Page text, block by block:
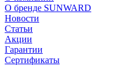
О бренде SUNWARD
Новости
Статьи
Акции
Гарантии
Сертификаты